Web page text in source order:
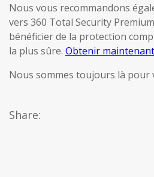
Nous vous recommandons
vers 360 Total Security
bénéficier de la protection
la plus sûre. Obtenir maintenant
Nous sommes toujours là pour
Share: